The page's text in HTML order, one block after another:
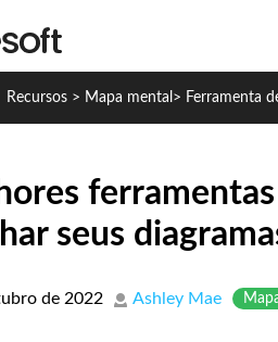
Recursos > Mapa mental > Ferramenta
seus
de 2022 Ashley Mae